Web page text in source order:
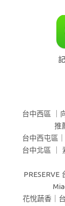
台中西區 ｜
推
台中西屯區
台中北區 ｜
PRESERVE
花悅蔬香｜